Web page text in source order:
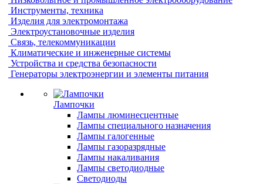
Инструменты, техника
Изделия для электромонтажа
Электроустановочные изделия
Связь, телекоммуникации
Климатические и инженерные системы
Устройства и средства безопасности
Генераторы электроэнергии и элементы питания
Лампочки
Лампы люминесцентные
Лампы специального назначения
Лампы галогенные
Лампы газоразрядные
Лампы накаливания
Лампы светодиодные
Светодиоды